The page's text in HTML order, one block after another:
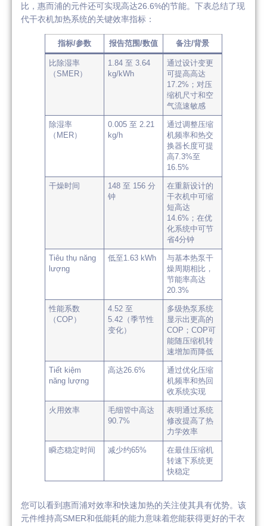
比，惠而浦的元件还可实现高达26.6%的节能。下表总结了现
代干衣机加热系统的关键效率指标：
指标/参数 报告范围/数值 备注/背景
比除湿率
（SMER）
1.84 至 3.64
kg/kWh
通过设计变更
可提高高达
17.2%；对压
缩机尺寸和空
气流速敏感
除湿率
（MER）
0.005 至 2.21
kg/h
通过调整压缩
机频率和热交
换器长度可提
高7.3%至
16.5%
干燥时间
148 至 156 分
钟
在重新设计的
干衣机中可缩
短高达
14.6%；在优
化系统中可节
省4分钟
Tiêu thụ năng
lượng
低至1.63 kWh
与基本热泵干
燥周期相比，
节能率高达
20.3%
性能系数
（COP）
4.52 至
5.42（季节性
变化）
多级热泵系统
显示出更高的
COP；COP可
能随压缩机转
速增加而降低
Tiết kiệm
năng lượng
高达26.6%
通过优化压缩
机频率和热回
收系统实现
火用效率
毛细管中高达
90.7%
表明通过系统
修改提高了热
力学效率
瞬态稳定时间 减少约65%
在最佳压缩机
转速下系统更
快稳定
您可以看到惠而浦对效率和快速加热的关注使其具有优势。该
元件维持高SMER和低能耗的能力意味着您能获得更好的干衣